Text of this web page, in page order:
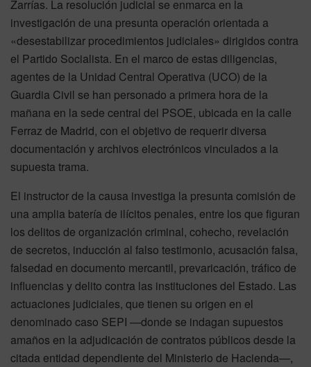
Zarrías. La resolución judicial se enmarca en la
investigación de una presunta operación orientada a
«desestabilizar procedimientos judiciales» dirigidos contra
el Partido Socialista. En el marco de estas diligencias,
agentes de la Unidad Central Operativa (UCO) de la
Guardia Civil se han personado a primera hora de la
mañana en la sede central del PSOE, ubicada en la calle
Ferraz de Madrid, con el objetivo de requerir diversa
documentación y archivos electrónicos vinculados a la
supuesta trama.
El instructor de la causa investiga la presunta comisión de
una amplia batería de ilícitos penales, entre los que figuran
los delitos de organización criminal, cohecho, revelación
de secretos, inducción al falso testimonio, acusación falsa,
falsedad en documento mercantil, prevaricación, tráfico de
influencias y delito contra las instituciones del Estado. Las
actuaciones judiciales, que tienen su origen en el
denominado caso SEPI —donde se indagan supuestos
amaños en la adjudicación de contratos públicos desde la
citada entidad dependiente del Ministerio de Hacienda—,